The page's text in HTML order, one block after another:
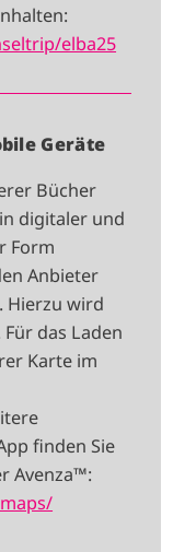
elba25
Geräte
Bücher
digitaler und
Form
Anbieter
Hierzu wird
das Laden
Karte im
finden Sie
Avenza™: